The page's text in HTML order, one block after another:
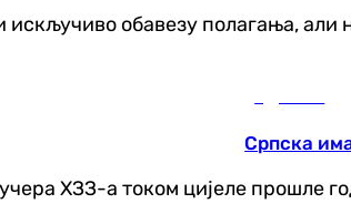
обавезу полагања, али
Српска
ХЗЗ-а током цијеле прошле